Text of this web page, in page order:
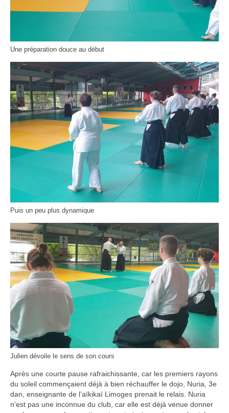
Une préparation douce au début
Puis un peu plus dynamique
Julien dévoile le sens de son cours
Après une courte pause rafraichissante, car les premiers rayons
du soleil commençaient déjà à bien réchauffer le dojo, Nuria, 3e
dan, enseignante de l’aïkikaï Limoges prenait le relais. Nuria
n’est pas une inconnue du club, car elle est déjà venue donner